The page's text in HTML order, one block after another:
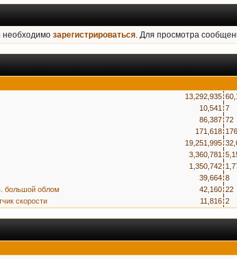
необходимо зарегистрироваться. Для просмотра
13,292,935
10,541 7
86,387 72
171,618 176
19,251,995
3,360,781
1,350,742
39,664 8
большой облом
42,160 22
скорости
11,816 2